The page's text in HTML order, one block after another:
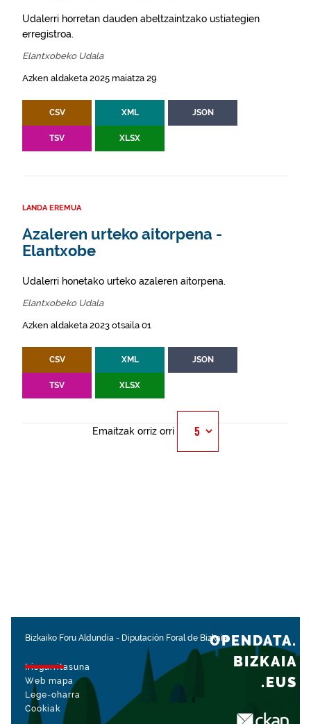
Udalerri horretan dauden abeltzaintzako ustiategien
erregistroa.
Elantxobeko Udala
Azken aldaketa 2025 maiatza 29
CSV XML JSON
TSV XLSX
LANDA EREMUA
Azaleren urteko aitorpena -
Elantxobe
Udalerri honetako urteko azaleren aitorpena.
Elantxobeko Udala
Azken aldaketa 2023 otsaila 01
CSV XML JSON
TSV XLSX
Emaitzak orriz orri
Bizkaiko Foru Aldundia - Diputación Foral de Bizkaia
Irisgarritasuna
Web mapa
Lege-oharra
Cookiak
OPENDATA.
BIZKAIA
.EUS